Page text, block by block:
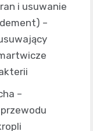
i usuwanie
–
–